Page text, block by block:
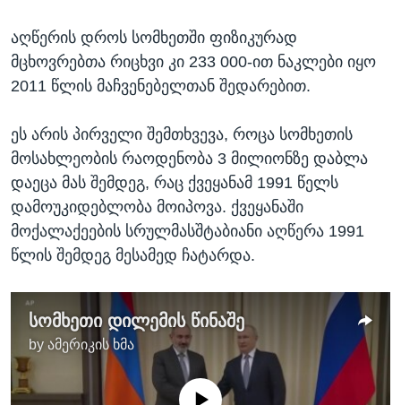
აღწერის დროს სომხეთში ფიზიკურად
მცხოვრებთა რიცხვი კი 233 000-ით ნაკლები იყო
2011 წლის მაჩვენებელთან შედარებით.
ეს არის პირველი შემთხვევა, როცა სომხეთის
მოსახლეობის რაოდენობა 3 მილიონზე დაბლა
დაეცა მას შემდეგ, რაც ქვეყანამ 1991 წელს
დამოუკიდებლობა მოიპოვა. ქვეყანაში
მოქალაქეების სრულმასშტაბიანი აღწერა 1991
წლის შემდეგ მესამედ ჩატარდა.
სომხეთი დილემის წინაშე
by ამერიკის ხმა
No media source currently available